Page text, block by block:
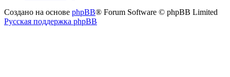
Создано на основе phpBB® Forum Software © phpBB Limited
Русская поддержка phpBB